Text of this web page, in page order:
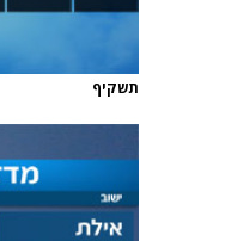
תשקיף